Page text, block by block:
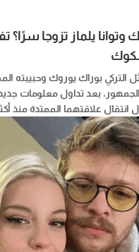
وتوانا يلماز تزوجا
التركي بوراك يوروك وحبيبته
بعد تداول معلومات
إعلان رسمي حتى الآن.